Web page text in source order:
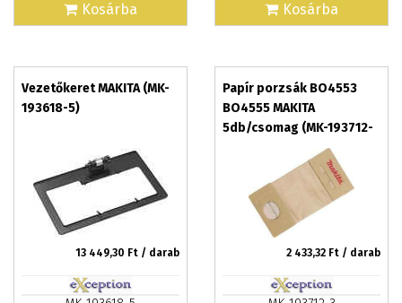
Kosárba Kosárba
Vezetőkeret MAKITA (MK-
193618-5)
13 449,30 Ft / darab
Papír porzsák BO4553
BO4555 MAKITA
5db/csomag (MK-193712-
2 433,32 Ft / darab